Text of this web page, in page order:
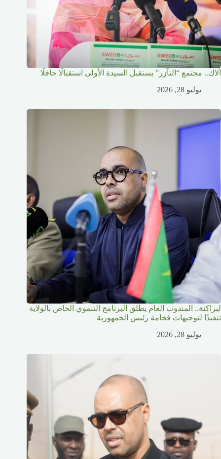
ألاك.. مجتمع “التآزر” يستقبل السيدة الأولى استقبالًا حافلًا
يوليو 28, 2026
لبراكنة.. المندوب العام يطلق البرنامج التنموي الخاص بالولاية
تنفيذًا لتوجيهات فخامة رئيس الجمهورية
يوليو 28, 2026